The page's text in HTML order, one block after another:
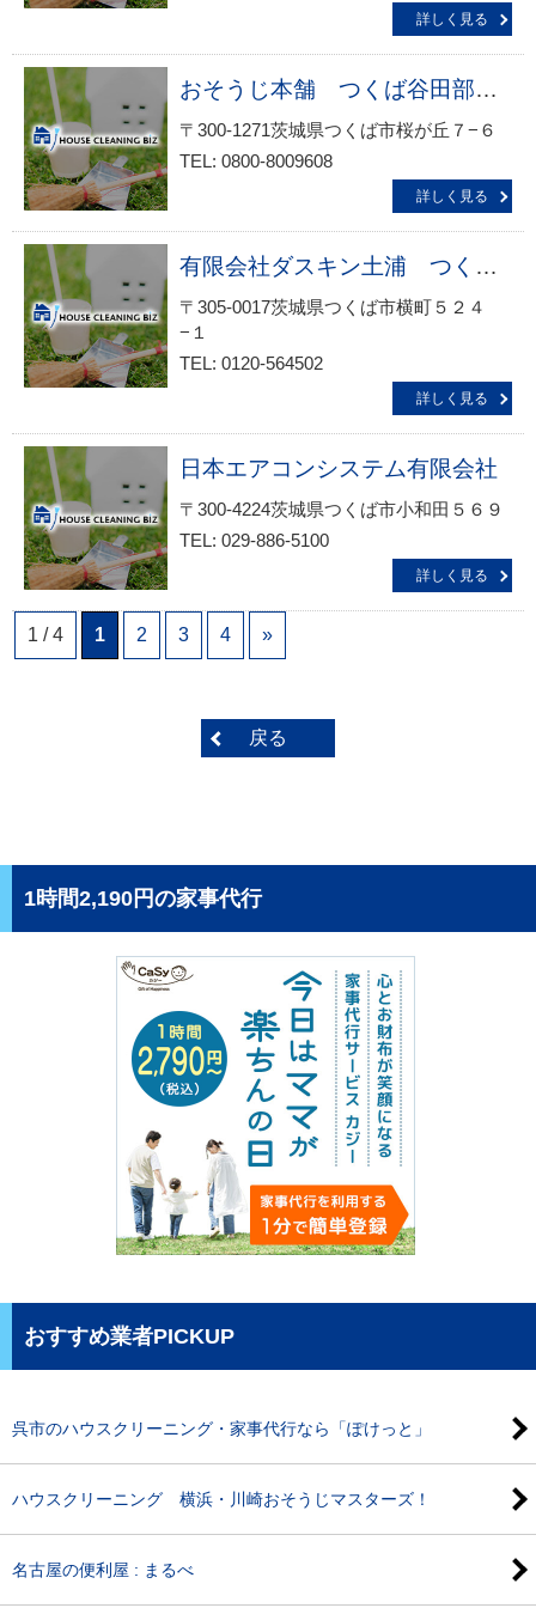
詳しく見る
おそうじ本舗 つくば谷田部インター店
〒300-1271茨城県つくば市桜が丘７−６
TEL: 0800-8009608
詳しく見る
有限会社ダスキン土浦 つくば学園支店
〒305-0017茨城県つくば市横町５２４
−１
TEL: 0120-564502
詳しく見る
日本エアコンシステム有限会社
〒300-4224茨城県つくば市小和田５６９
TEL: 029-886-5100
詳しく見る
1 / 4 1 2 3 4 »
戻る
1時間2,190円の家事代行
おすすめ業者PICKUP
呉市のハウスクリーニング・家事代行なら「ぽけっと」
ハウスクリーニング 横浜・川崎おそうじマスターズ！
名古屋の便利屋 : まるべ